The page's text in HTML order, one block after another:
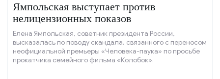
Ямпольская выступает против
нелицензионных показов
Елена Ямпольская, советник президента России,
высказалась по поводу скандала, связанного с переносом
неофициальной премьеры «Человека-паука» по просьбе
прокатчика семейного фильма «Колобок».